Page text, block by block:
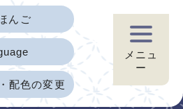
んご
配色の変更
メニュ
ー